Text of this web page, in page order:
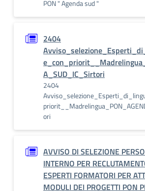
PON " Agenda sud "
2404
A_SUD_IC_Sirtori
2404
ori
AVVISO DI SELEZIONE
INTERNO PER
ESPERTI FORMATORI PER
MODULI DEI PROGETTI PON